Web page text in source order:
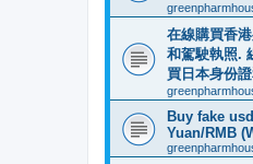
在線購買香
和駕駛執照.
買日本身份
Buy fake
Yuan/RMB